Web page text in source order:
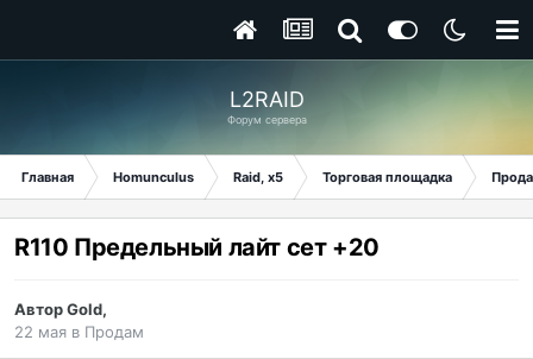
L2RAID
Форум сервера
Главная Homunculus Raid, x5 Торговая площадка
R110 Предельный лайт сет +20
АвторGold,
22 мая в Продам